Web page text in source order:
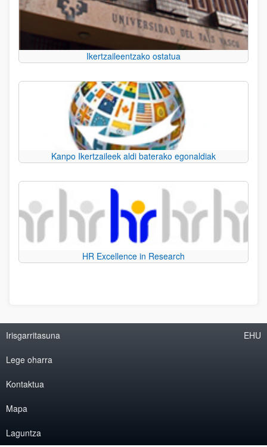
Ikertzaileentzako ostatua
Kanpo Ikertzaileek aldi baterako egonaldiak
HR Excellence in Research
Irisgarritasuna
Lege oharra
Kontaktua
Mapa
Laguntza
EHU